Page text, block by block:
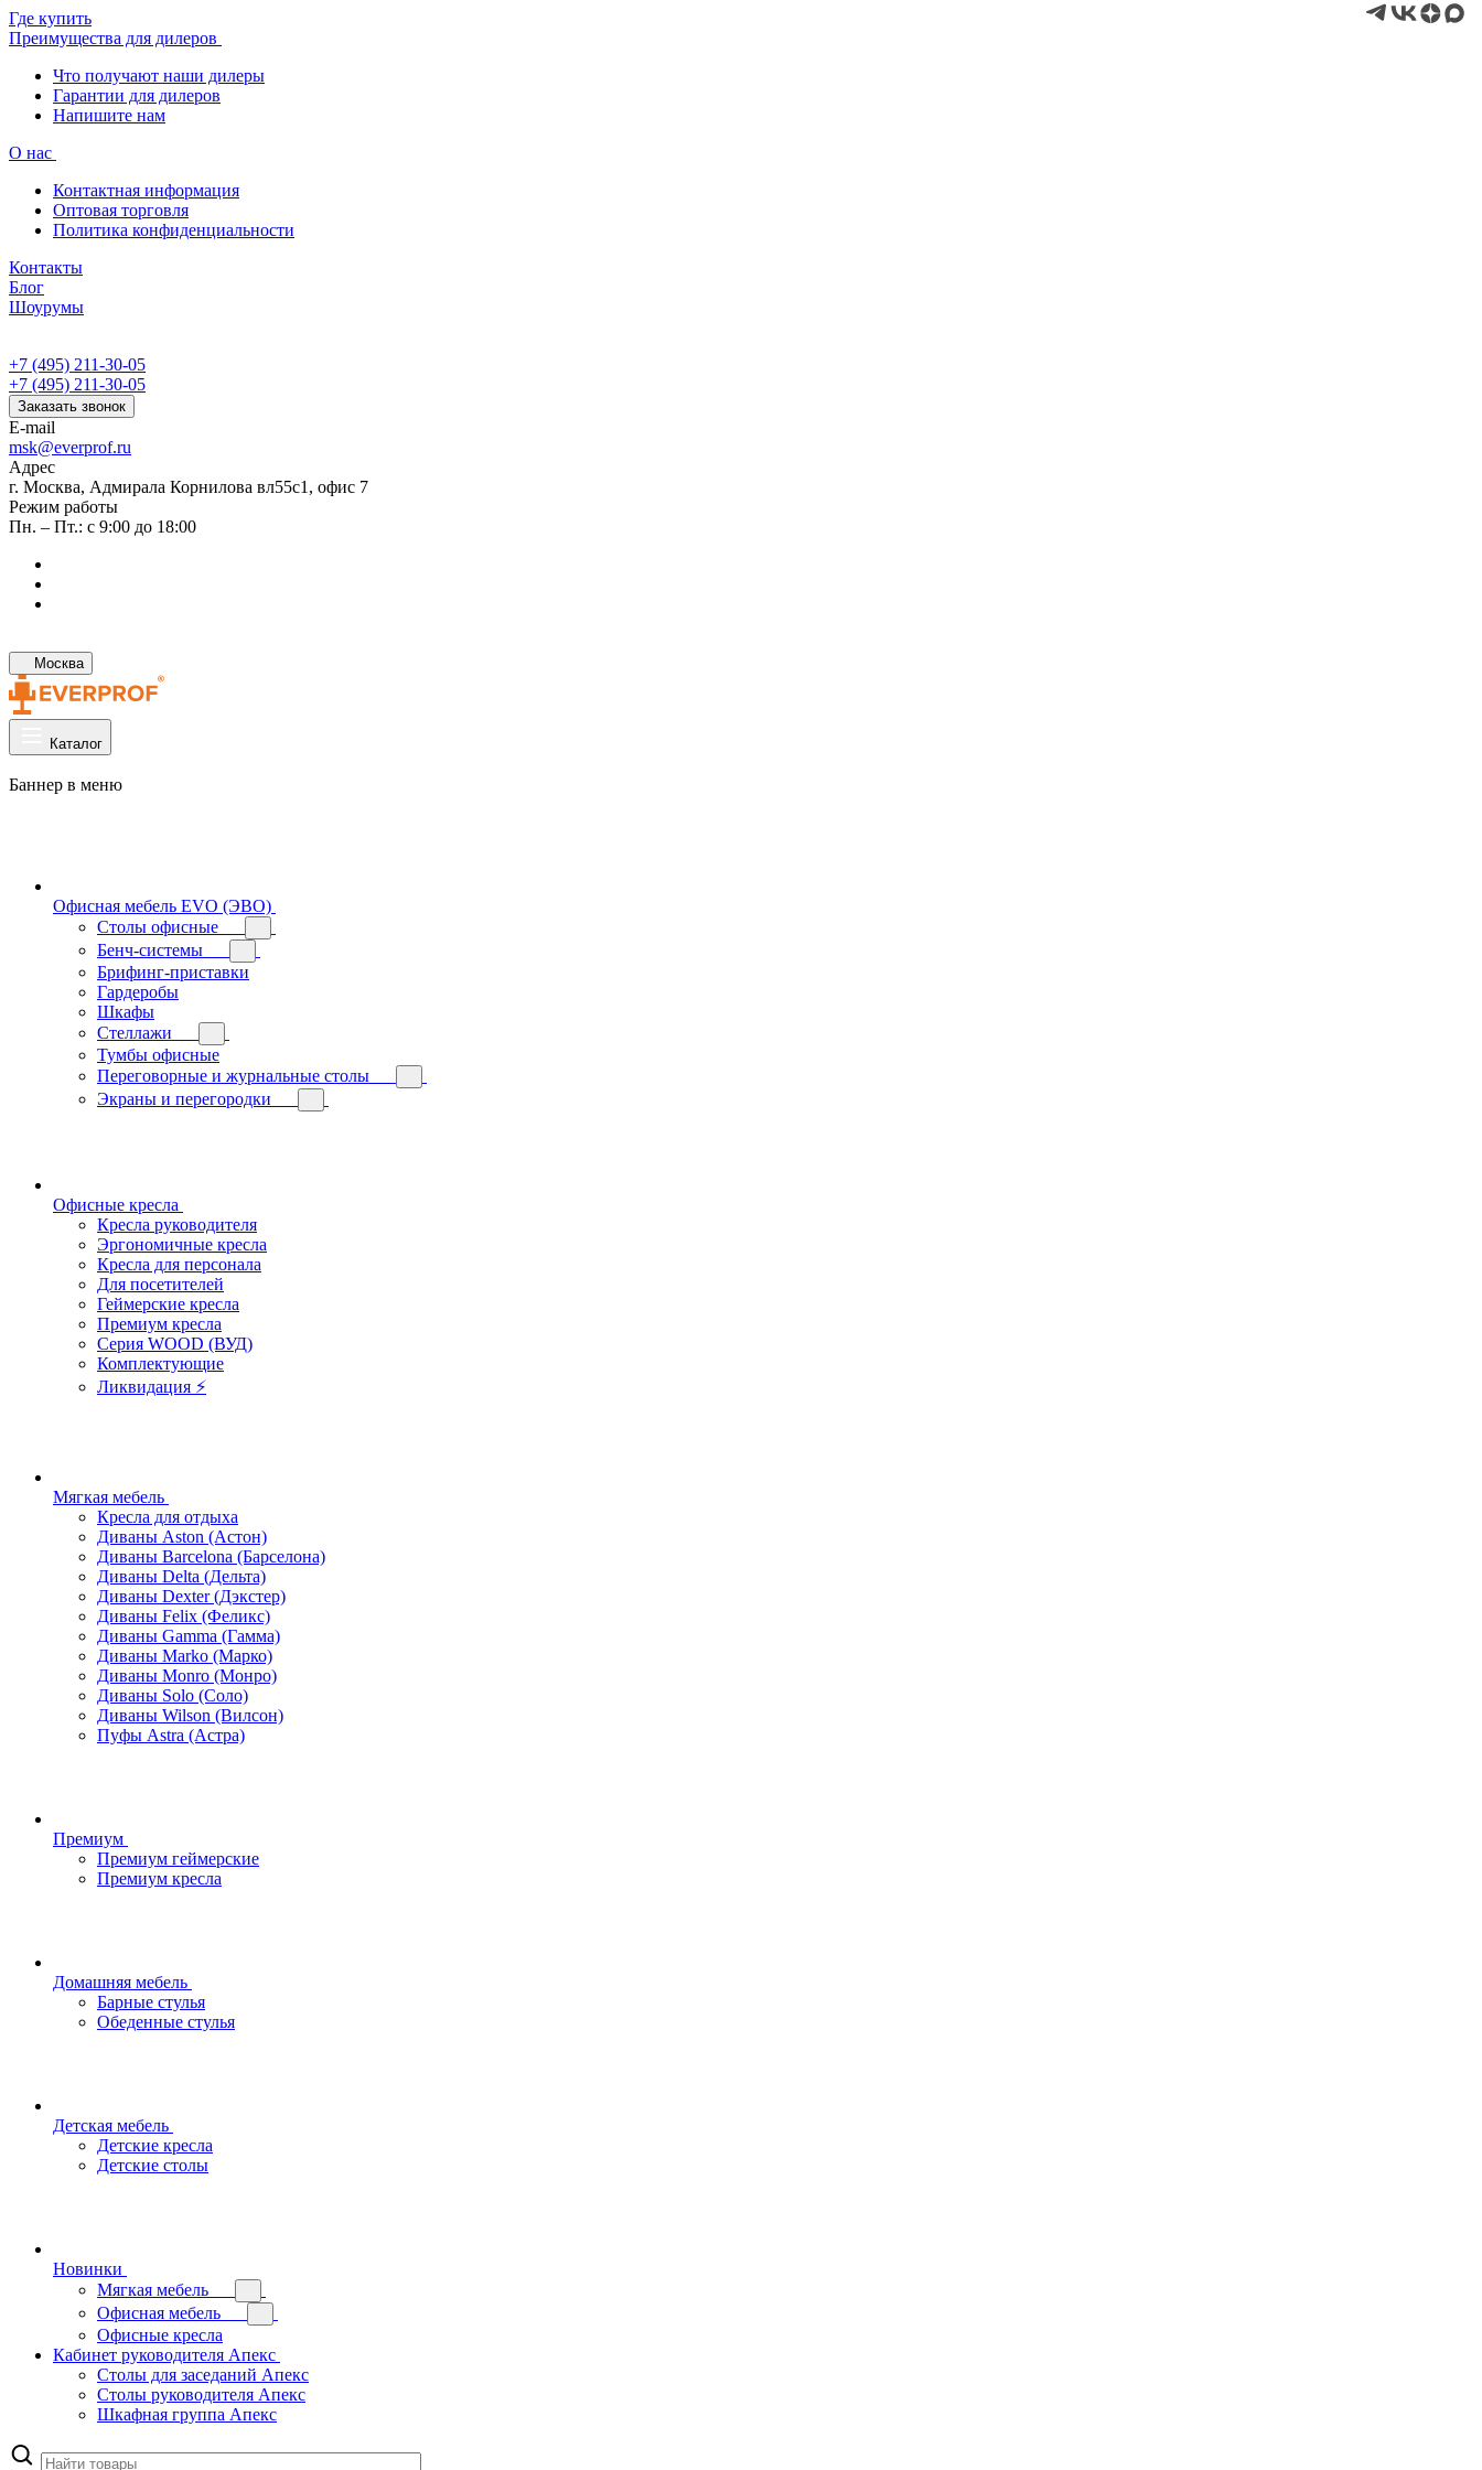
Где купить
Преимущества для дилеров
Что получают наши дилеры
Гарантии для дилеров
Напишите нам
О нас
Контактная информация
Оптовая торговля
Политика конфиденциальности
Контакты
Блог
Шоурумы
+7 (495) 211-30-05
+7 (495) 211-30-05
Заказать звонок
E-mail
msk@everprof.ru
Адрес
г. Москва, Адмирала Корнилова вл55с1, офис 7
Режим работы
Пн. – Пт.: с 9:00 до 18:00
Москва
Каталог
Баннер в меню
Офисная мебель EVO (ЭВО)
Cтолы офисные
Бенч-системы
Брифинг-приставки
Гардеробы
Шкафы
Стеллажи
Тумбы офисные
Переговорные и журнальные столы
Экраны и перегородки
Офисные кресла
Кресла руководителя
Эргономичные кресла
Кресла для персонала
Для посетителей
Геймерские кресла
Премиум кресла
Серия WOOD (ВУД)
Комплектующие
Ликвидация ⚡
Мягкая мебель
Кресла для отдыха
Диваны Aston (Астон)
Диваны Barcelona (Барселона)
Диваны Delta (Дельта)
Диваны Dexter (Дэкстер)
Диваны Felix (Феликс)
Диваны Gamma (Гамма)
Диваны Marko (Марко)
Диваны Monro (Монро)
Диваны Solo (Соло)
Диваны Wilson (Вилсон)
Пуфы Astra (Астра)
Премиум
Премиум геймерские
Премиум кресла
Домашняя мебель
Барные стулья
Обеденные стулья
Детская мебель
Детские кресла
Детские столы
Новинки
Мягкая мебель
Офисная мебель
Офисные кресла
Кабинет руководителя Апекс
Столы для заседаний Апекс
Столы руководителя Апекс
Шкафная группа Апекс